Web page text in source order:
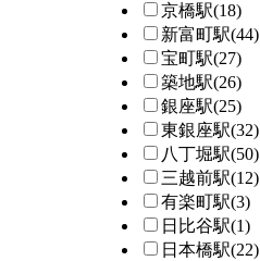
京橋駅(18)
新富町駅(44)
宝町駅(27)
築地駅(26)
銀座駅(25)
東銀座駅(32)
八丁堀駅(50)
三越前駅(12)
有楽町駅(3)
日比谷駅(1)
日本橋駅(22)